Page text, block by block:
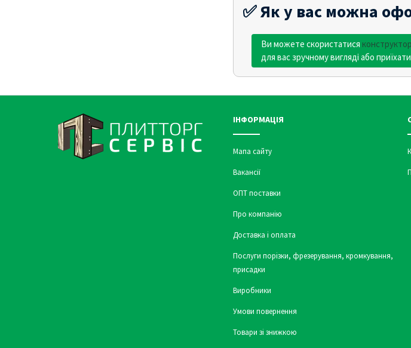
✅ Як у вас можна
Ви можете скористатися
для вас зручному вигляді або приїхати
ІНФОРМАЦІЯ
Мапа сайту
Вакансії
ОПТ поставки
Про компанію
Доставка і оплата
Послуги порізки, фрезерування, кромкування,
присадки
Виробники
Умови повернення
Товари зі знижкою